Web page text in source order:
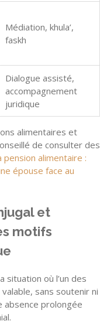
Médiation, khula’,
faskh
Dialogue assisté,
accompagnement
juridique
alimentaires et
de consulter des
pension alimentaire :
épouse face au
et
motifs
situation où l’un des
sans soutenir ni
absence prolongée